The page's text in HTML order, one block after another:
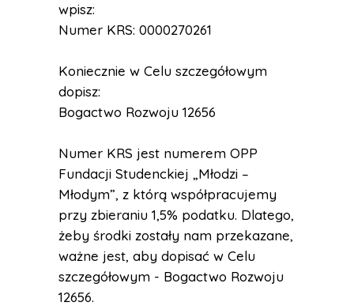
wpisz:
Numer KRS: 0000270261
Koniecznie w Celu szczegółowym
dopisz:
Bogactwo Rozwoju 12656
Numer KRS jest numerem OPP
Fundacji Studenckiej „Młodzi –
Młodym”, z którą współpracujemy
przy zbieraniu 1,5% podatku. Dlatego,
żeby środki zostały nam przekazane,
ważne jest, aby dopisać w Celu
szczegółowym - Bogactwo Rozwoju
12656.